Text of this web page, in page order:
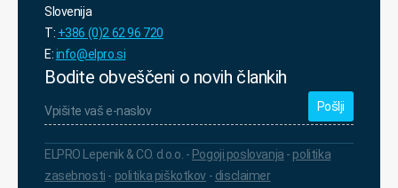
Slovenija
T: +386 (0)2 62 96 720
E:info@elpro.si
Bodite obveščeni o novih člankih
vaš
e-
*
ELPRO Lepenik & CO. d.o.o. - Pogoji poslovanja - politika
zasebnosti - politika piškotkov - disclaimer